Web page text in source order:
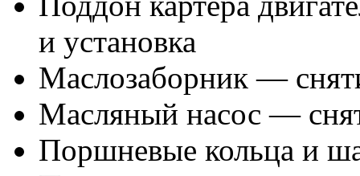
и установка
Маслозаборник —
Масляный насос —
Поршневые кольца и